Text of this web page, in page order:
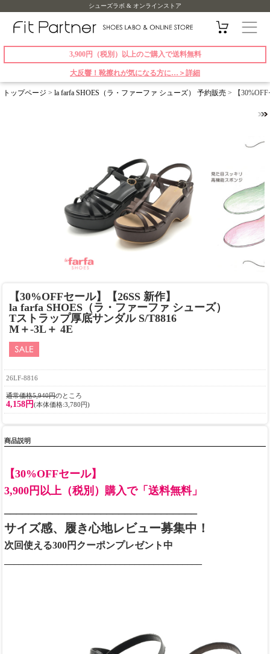
シューズラボ & オンラインストア
3,900円（税別）以上のご購入で送料無料
大反響！靴擦れが気になる方に…＞詳細
トップページ > la farfa SHOES（ラ・ファーファ シューズ） 予約販売 > 【
【30%OFFセール】【26SS 新作】
la farfa SHOES（ラ・ファーファ シューズ）
Tストラップ厚底サンダル S/T8816
M＋-3L＋ 4E
26LF-8816
通常価格5,940円のところ
4,158円(本体価格:3,780円)
商品説明
【30%OFFセール】
3,900円以上（税別）購入で「送料無料」
サイズ感、履き心地レビュー募集中！
次回使える300円クーポンプレゼント中